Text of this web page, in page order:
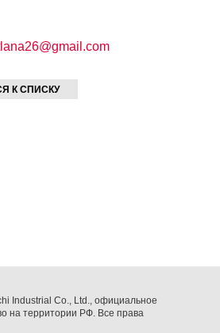
К СПИСКУ
Industrial Co., Ltd., официальное
на территории РФ. Все права